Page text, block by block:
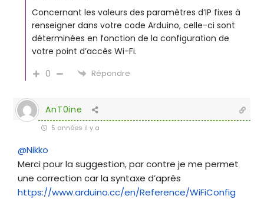
Concernant les valeurs des paramètres d’IP fixes à
renseigner dans votre code Arduino, celle-ci sont
déterminées en fonction de la configuration de
votre point d’accès Wi-Fi.
0
Répondre
AnT0ine
5 années il y a
@Nikko
Merci pour la suggestion, par contre je me permet
une correction car la syntaxe d’après
https://www.arduino.cc/en/Reference/WiFiConfig